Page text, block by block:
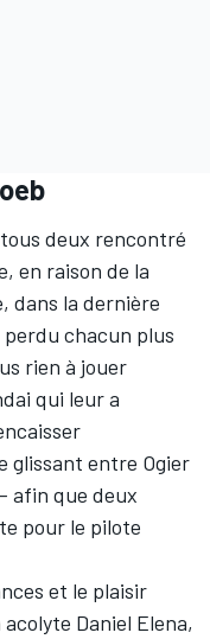
deux rencontré
en raison de la
dans la dernière
chacun plus
rien à jouer
qui leur a
glissant entre Ogier
afin que deux
pour le pilote
et le plaisir
Daniel Elena,